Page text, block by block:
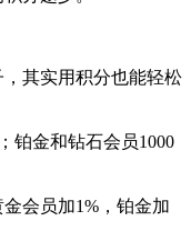
其实用积分也能轻松
铂金和钻石会员1000
会员加1%，铂金加